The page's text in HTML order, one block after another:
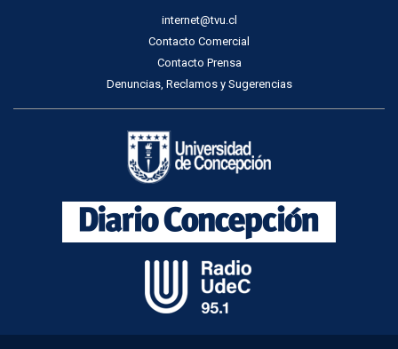
internet@tvu.cl
Contacto Comercial
Contacto Prensa
Denuncias, Reclamos y Sugerencias